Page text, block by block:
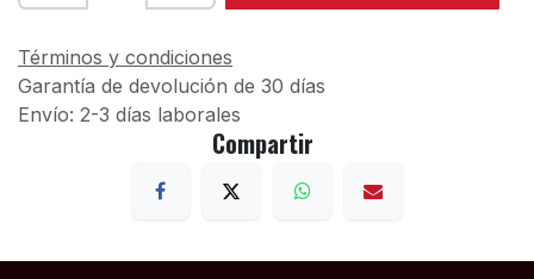
Términos y condiciones
Garantía de devolución de 30 días
Envío: 2-3 días laborales
Compartir